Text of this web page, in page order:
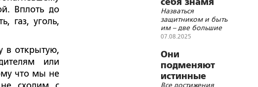
Вплоть до
газ, уголь,
в открытую,
или
что мы не
себя знамя
«главного
защитника»
прав
мире
Назваться
защитником и быть
им – две большие
разницы
07.08.2025
Они
подменяют
истинные
Все достижения